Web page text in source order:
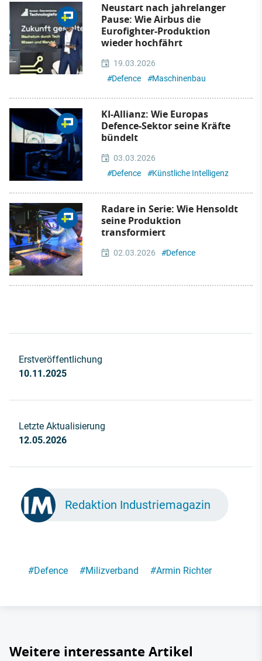
Neustart nach jahrelanger
Pause: Wie Airbus die
Eurofighter-Produktion
wieder hochfährt
19.03.2026
#Defence #Maschinenbau
KI-Allianz: Wie Europas
Defence-Sektor seine Kräfte
bündelt
03.03.2026
#Defence #Künstliche Intelligenz
Radare in Serie: Wie Hensoldt
seine Produktion
transformiert
02.03.2026 #Defence
Erstveröffentlichung
10.11.2025
Letzte Aktualisierung
12.05.2026
Redaktion Industriemagazin
#Defence #Milizverband #Armin Richter
Weitere interessante Artikel